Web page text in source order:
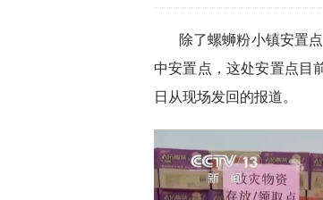
除了螺蛳粉小镇安置
中安置点，这处安置点目
日从现场发回的报道。